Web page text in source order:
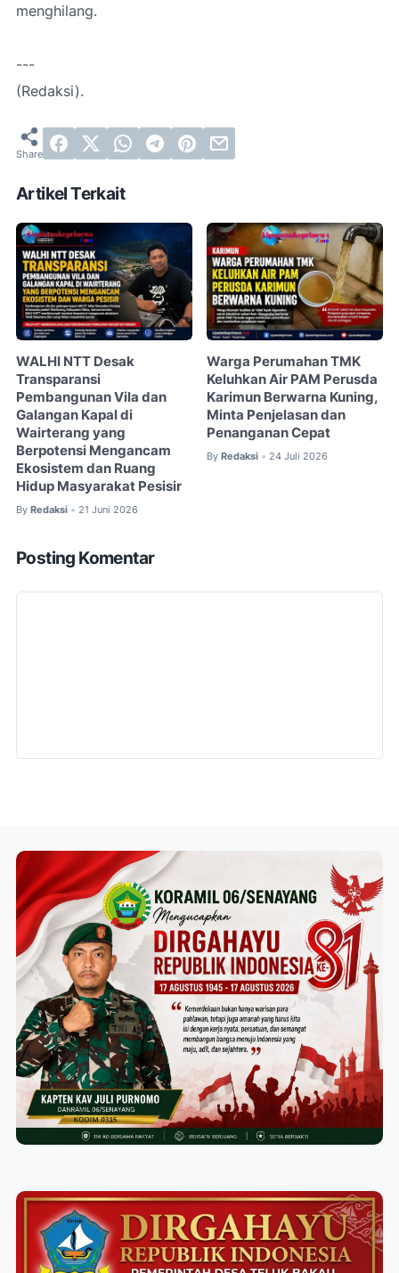
menghilang.
---
(Redaksi).
Artikel Terkait
WALHI NTT Desak
Transparansi
Pembangunan Vila dan
Galangan Kapal di
Wairterang yang
Berpotensi Mengancam
Ekosistem dan Ruang
Hidup Masyarakat Pesisir
By Redaksi • 21 Juni 2026
Warga Perumahan TMK
Keluhkan Air PAM Perusda
Karimun Berwarna Kuning,
Minta Penjelasan dan
Penanganan Cepat
By Redaksi • 24 Juli 2026
Posting Komentar